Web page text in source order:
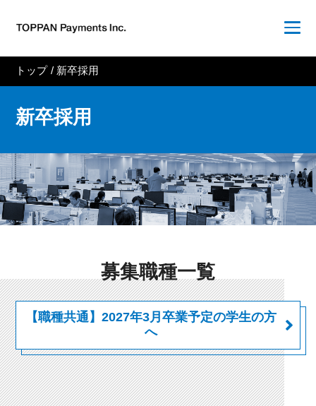
トップ / 新卒採用
新卒採用
募集職種一覧
【職種共通】2027年3月卒業予定の学生の方
へ